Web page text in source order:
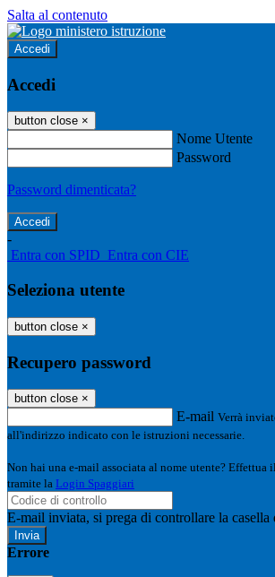
Salta al contenuto
Accedi
Accedi
button close ×
Nome Utente
Password
Password dimenticata?
-
Entra con SPID Entra con CIE
Seleziona utente
button close ×
Recupero password
button close ×
E-mail Verrà
all'indirizzo indicato con le istruzioni necessarie.
Non hai una e-mail associata al nome utente? Effettua
tramite la Login Spaggiari
E-mail inviata, si prega di controllare la casella
Errore